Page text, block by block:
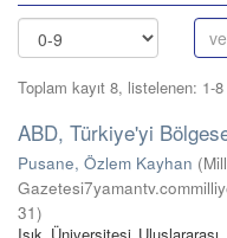
Toplam kayıt 8, listelenen: 1-8
ABD, Türkiye'yi
Pusane, Özlem Kayhan (
31)